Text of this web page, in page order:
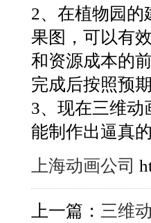
2、在植物园的
果图，可以有
和资源成本的
完成后按照预
3、现在三维动
能制作出逼真
上海动画公司
上一篇： 三维